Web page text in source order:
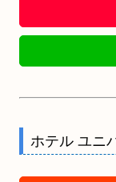
ホテル ユニ